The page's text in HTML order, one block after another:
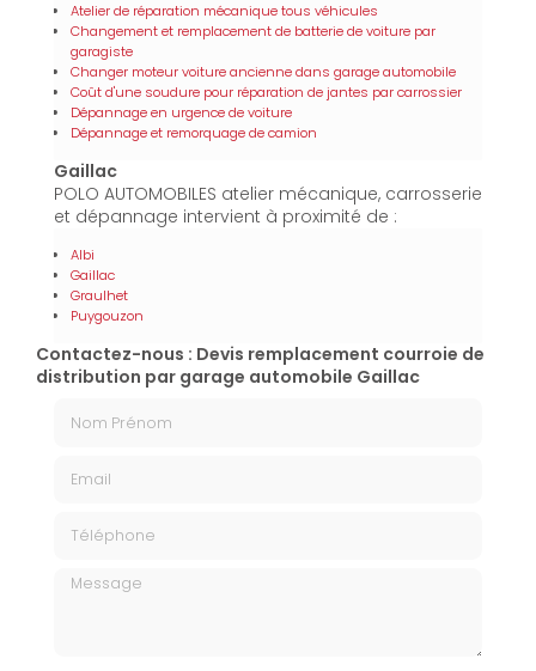
Atelier de réparation mécanique tous véhicules
Changement et remplacement de batterie de voiture par
garagiste
Changer moteur voiture ancienne dans garage automobile
Coût d'une soudure pour réparation de jantes par carrossier
Dépannage en urgence de voiture
Dépannage et remorquage de camion
Gaillac
POLO AUTOMOBILES atelier mécanique, carrosserie
et dépannage intervient à proximité de :
Albi
Gaillac
Graulhet
Puygouzon
Contactez-nous : Devis remplacement courroie de
distribution par garage automobile Gaillac
Message